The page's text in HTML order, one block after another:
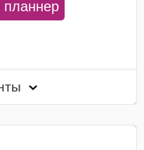
планнер